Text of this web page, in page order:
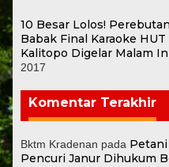
10 Besar Lolos!
Babak Final Karaoke
Kalitopo Digelar Malam
2017
Komentar Terakhir
Bktm Kradenan pada
Pencuri Janur Dihukum